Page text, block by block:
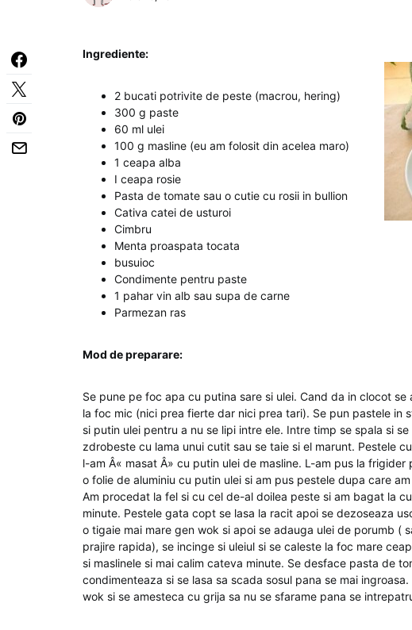
Ingrediente:
2 bucati potrivite de peste (macrou, hering)
300 g paste
60 ml ulei
100 g masline (eu am folosit din acelea maro)
1 ceapa alba
I ceapa rosie
Pasta de tomate sau o cutie cu rosii in bullion
Cativa catei de usturoi
Cimbru
Menta proaspata tocata
busuioc
Condimente pentru paste
1 pahar vin alb sau supa de carne
Parmezan ras
Mod de preparare:
Se pune pe foc apa cu putina sare si ulei. Cand da in clocot
la foc mic (nici prea fierte dar nici prea tari). Se pun pastele in
si putin ulei pentru a nu se lipi intre ele. Intre timp se spala si
zdrobeste cu lama unui cutit sau se taie si el marunt. Pestele
l-am Â« masat Â» cu putin ulei de masline. L-am pus la
o folie de aluminiu cu putin ulei si am pus pestele dupa care
Am procedat la fel si cu cel de-al doilea peste si am bagat la
minute. Pestele gata copt se lasa la racit apoi se dezoseaza
o tigaie mai mare gen wok si apoi se adauga ulei de porumb (
prajire rapida), se incinge si uleiul si se caleste la foc mare
si maslinele si mai calim cateva minute. Se desface pasta de
condimenteaza si se lasa sa scada sosul pana se mai
wok si se amesteca cu grija sa nu se sfarame pana se